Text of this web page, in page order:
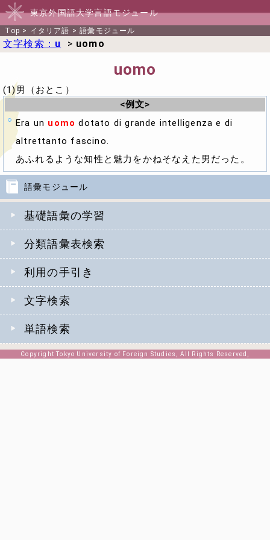
東京外国語大学言語モジュール
Top > イタリア語 >語彙モジュール
語彙モジュール
基礎語彙の学習
分類語彙表検索
利用の手引き
文字検索
単語検索
文字検索： u > uomo
uomo
(1)男（おとこ）
<例文>
Era un uomo dotato di grande intelligenza e di
altrettanto fascino.
あふれるような知性と魅力をかねそなえた男だった。
Copyright Tokyo University of Foreign Studies, All Rights Reserved,